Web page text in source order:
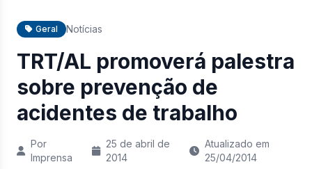
Geral Notícias
TRT/AL promoverá palestra
sobre prevenção de
acidentes de trabalho
Por
Imprensa
25 de abril de
2014
Atualizado em
25/04/2014